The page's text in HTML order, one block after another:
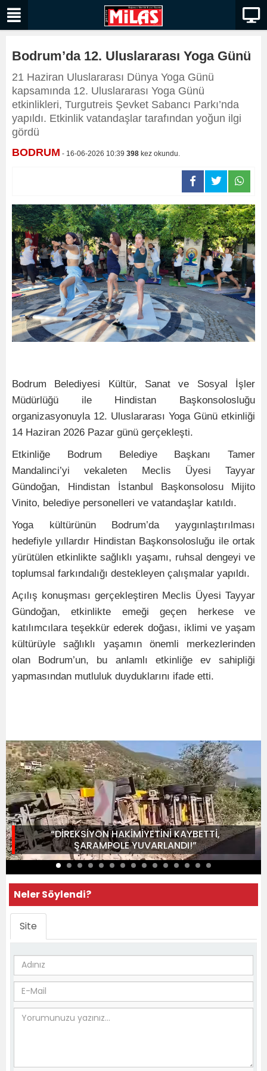
Bodrum’da 12. Uluslararası Yoga Günü
21 Haziran Uluslararası Dünya Yoga Günü
kapsamında 12. Uluslararası Yoga Günü
etkinlikleri, Turgutreis Şevket Sabancı Parkı’nda
yapıldı. Etkinlik vatandaşlar tarafından yoğun ilgi
gördü
BODRUM - 16-06-2026 10:39 398 kez okundu.
Bodrum Belediyesi Kültür, Sanat ve Sosyal İşler
Müdürlüğü ile Hindistan Başkonsolosluğu
organizasyonuyla 12. Uluslararası Yoga Günü etkinliği
14 Haziran 2026 Pazar günü gerçekleşti.
Etkinliğe Bodrum Belediye Başkanı Tamer
Mandalinci’yi vekaleten Meclis Üyesi Tayyar
Gündoğan, Hindistan İstanbul Başkonsolosu Mijito
Vinito, belediye personelleri ve vatandaşlar katıldı.
Yoga kültürünün Bodrum’da yaygınlaştırılması
hedefiyle yıllardır Hindistan Başkonsolosluğu ile ortak
yürütülen etkinlikte sağlıklı yaşamı, ruhsal dengeyi ve
toplumsal farkındalığı destekleyen çalışmalar yapıldı.
Açılış konuşması gerçekleştiren Meclis Üyesi Tayyar
Gündoğan, etkinlikte emeği geçen herkese ve
katılımcılara teşekkür ederek doğası, iklimi ve yaşam
kültürüyle sağlıklı yaşamın önemli merkezlerinden
olan Bodrum’un, bu anlamlı etkinliğe ev sahipliği
yapmasından mutluluk duyduklarını ifade etti.
“DİREKSİYON HAKİMİYETİNİ KAYBETTİ,
ŞARAMPOLE YUVARLANDI!”
Neler Söylendi?
Site